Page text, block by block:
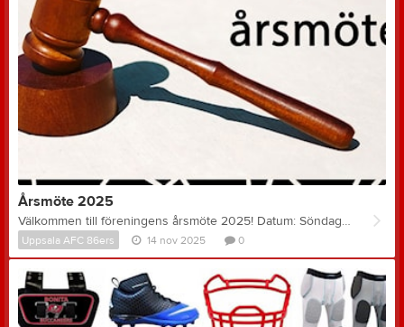
Årsmöte 2025
Välkommen till föreningens årsmöte 2025! Datum: Söndagen den 14:e December 2025 Plats: Teams (Länk skickas ut 1-2h innan mötets start) Tid: Årsmöte startar kl. 20:00 Anmälan via denna länk Övriga dokument till årsmötet kommer att delas ut veckan innan årsmötet enligt föreningens stadgar. Välkomna önskar styrelsen!
Uppsala AFC 86ers 14 nov 2025 0